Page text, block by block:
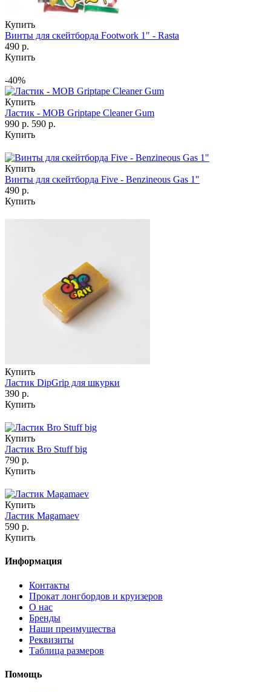
Купить
Винты для скейтборда Footwork 1" - Rasta
490 р.
Купить
-40%
Купить
Ластик - MOB Griptape Cleaner Gum
990 р. 590 р.
Купить
Купить
Винты для скейтборда Five - Benzineous Gas 1"
490 р.
Купить
Купить
Ластик DipGrip для шкурки
390 р.
Купить
Купить
Ластик Bro Stuff big
790 р.
Купить
Купить
Ластик Magamaev
590 р.
Купить
Информация
Контакты
Прокат лонгбордов и круизеров
О нас
Бренды
Наши преимущества
Реквизиты
Таблица размеров
Помощь